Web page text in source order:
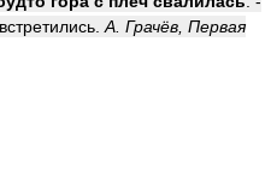
А. Грачёв, Первая